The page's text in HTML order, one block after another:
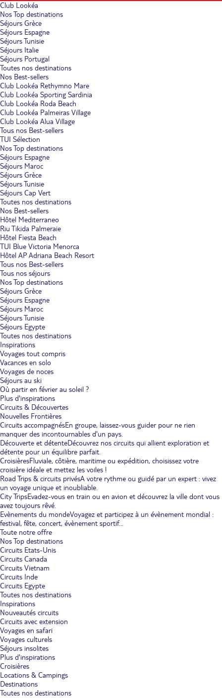
Club Lookéa
Nos Top destinations
Séjours Grèce
Séjours Espagne
Séjours Tunisie
Séjours Italie
Séjours Portugal
Toutes nos destinations
Nos Best-sellers
Club Lookéa Rethymno Mare
Club Lookéa Sporting Sardinia
Club Lookéa Roda Beach
Club Lookéa Palmeiras Village
Club Lookéa Alua Village
Tous nos Best-sellers
TUI Sélection
Nos Top destinations
Séjours Espagne
Séjours Maroc
Séjours Grèce
Séjours Tunisie
Séjours Cap Vert
Toutes nos destinations
Nos Best-sellers
Hôtel Mediterraneo
Riu Tikida Palmeraie
Hôtel Fiesta Beach
TUI Blue Victoria Menorca
Hôtel AP Adriana Beach Resort
Tous nos Best-sellers
Tous nos séjours
Nos Top destinations
Séjours Grèce
Séjours Espagne
Séjours Maroc
Séjours Tunisie
Séjours Egypte
Toutes nos destinations
Inspirations
Voyages tout compris
Vacances en solo
Voyages de noces
Séjours au ski
Où partir en février au soleil ?
Plus d'inspirations
Circuits & Découvertes
Nouvelles Frontières
Circuits accompagnésEn groupe, laissez-vous guider pour ne rien
manquer des incontournables d'un pays.
Découverte et détenteDécouvrez nos circuits qui allient exploration et
détente pour un équilibre parfait.
CroisièresFluviale, côtière, maritime ou expédition, choisissez votre
croisière idéale et mettez les voiles !
Road Trips & circuits privésA votre rythme ou guidé par un expert : vivez
un voyage unique et inoubliable.
City TripsEvadez-vous en train ou en avion et découvrez la ville dont vous
avez toujours rêvé.
Evènements du mondeVoyagez et participez à un évènement mondial :
festival, fête, concert, évènement sportif...
Toute notre offre
Nos Top destinations
Circuits Etats-Unis
Circuits Canada
Circuits Vietnam
Circuits Inde
Circuits Egypte
Toutes nos destinations
Inspirations
Nouveautés circuits
Circuits avec extension
Voyages en safari
Voyages culturels
Séjours insolites
Plus d'inspirations
Croisières
Locations & Campings
Destinations
Toutes nos destinations